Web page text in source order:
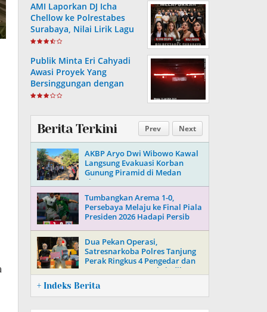
AMI Laporkan DJ Icha
Chellow ke Polrestabes
Surabaya, Nilai Lirik Lagu
Berpotensi Merusak Moral
Publik Minta Eri Cahyadi
Awasi Proyek Yang
Bersinggungan dengan
Aset Telkom di Surabaya
Prev Next
Berita Terkini
AKBP Aryo Dwi Wibowo Kawal
Langsung Evakuasi Korban
Gunung Piramid di Medan
Ekstrem
Tumbangkan Arema 1-0,
Persebaya Melaju ke Final Piala
Presiden 2026 Hadapi Persib
Dua Pekan Operasi,
Satresnarkoba Polres Tanjung
Perak Ringkus 4 Pengedar dan
Putus 3 Mata Rantai Sindikat
Sabu-Ekstasi
+ Indeks Berita